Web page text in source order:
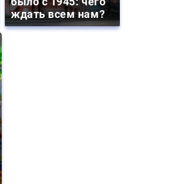
ждать всем нам?